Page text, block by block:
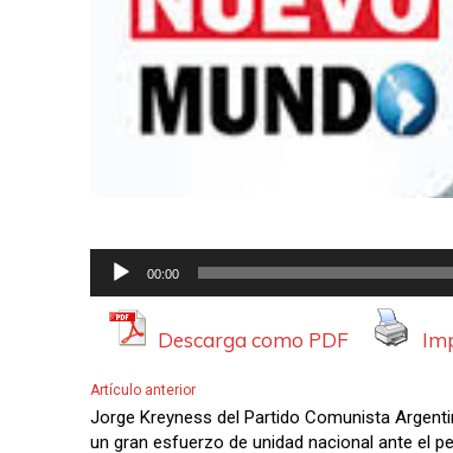
e
o
d
00:00
Descarga como PDF
Artículo anterior
Jorge Kreyness del Partido Comunista
un gran esfuerzo de unidad nacional ante el